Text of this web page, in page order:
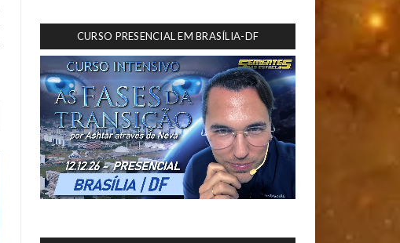
CURSO PRESENCIAL EM BRASÍLIA-DF